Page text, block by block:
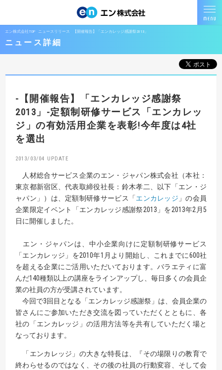
エン株式会社TOP ニュースリリース 【開催報告】「エンカレッジ感謝祭2013」
ニュース詳細
-【開催報告】「エンカレッジ感謝祭
2013」-定額制研修サービス「エンカレッ
ジ」の有効活用企業を表彰!今年度は4社
を選出
2013/03/04
人材総合サービス企業のエン・ジャパン株式会社（本社：
東京都新宿区、代表取締役社長：鈴木孝二、以下「エン・ジ
ャパン」）は、定額制研修サービス「エンカレッジ 」の会員
企業限定イベント「エンカレッジ感謝祭2013」を2013年2月5
日に開催しました。
エン・ジャパンは、中小企業向けに定額制研修サービス
「エンカレッジ」を2010年1月より開始し、これまでに600社
を超える企業にご活用いただいております。バラエティに富
んだ140種類以上の講座をラインアップし、毎日多くの会員企
業の社員の方が受講されています。
今回で3回目となる「エンカレッジ感謝祭」は、会員企業の
皆さんにご参加いただき交流を図っていただくとともに、各
社の「エンカレッジ」の活用方法等を共有していただく場と
なっております。
「エンカレッジ」の大きな特長は、『その場限りの教育で
終わらせるのではなく、その後の社員の行動変容、そして会